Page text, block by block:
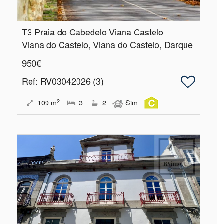
T3 Praia do Cabedelo Viana Castelo
Viana do Castelo, Viana do Castelo, Darque
950€
Ref: RV03042026 (3)
109 m2 3 2 Sim